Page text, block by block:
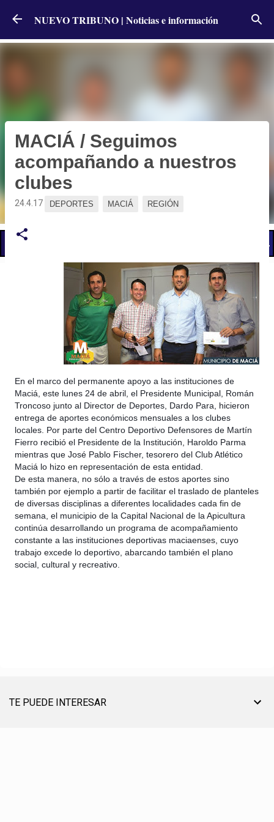
Ir al contenido principal
NUEVO TRIBUNO | Noticias e información
📢 LO ÚLTIMO
MACIÁ / Seguimos
acompañando a nuestros
clubes
24.4.17 DEPORTES MACIÁ REGIÓN
En el marco del permanente apoyo a las instituciones de
Maciá, este lunes 24 de abril, el Presidente Municipal, Román
Troncoso junto al Director de Deportes, Dardo Para, hicieron
entrega de aportes económicos mensuales a los clubes
locales. Por parte del Centro Deportivo Defensores de Martín
Fierro recibió el Presidente de la Institución, Haroldo Parma
mientras que José Pablo Fischer, tesorero del Club Atlético
Maciá lo hizo en representación de esta entidad.
De esta manera, no sólo a través de estos aportes sino
también por ejemplo a partir de facilitar el traslado de planteles
de diversas disciplinas a diferentes localidades cada fin de
semana, el municipio de la Capital Nacional de la Apicultura
continúa desarrollando un programa de acompañamiento
constante a las instituciones deportivas maciaenses, cuyo
trabajo excede lo deportivo, abarcando también el plano
social, cultural y recreativo.
TE PUEDE INTERESAR